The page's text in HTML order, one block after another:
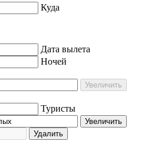
Куда
Дата вылета
Ночей
Увеличить
Туристы
Увеличить
Удалить